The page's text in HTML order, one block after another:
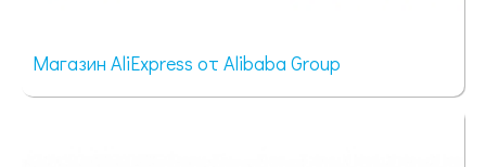
Магазин AliExpress от Alibaba Group